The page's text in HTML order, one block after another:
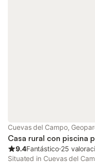
Cuevas del Campo,
Casa rural con piscina
9.4Fantástico⋅25
Situated in Cuevas del